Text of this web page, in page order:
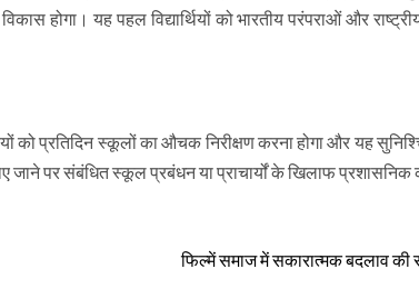
होगा। यह पहल विद्यार्थियों को भारतीय परंपराओं और
को प्रतिदिन स्कूलों का औचक निरीक्षण करना होगा और यह
जाने पर संबंधित स्कूल प्रबंधन या प्राचार्यों के खिलाफ प्रशासनिक
फिल्में समाज में सकारात्मक बदलाव की